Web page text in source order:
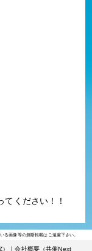
ください！！
る画像等の無断転載はご遠慮下さい。
｜会社概要（共催Next